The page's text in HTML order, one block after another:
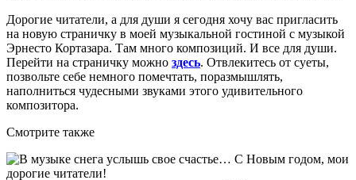
Дорогие читатели, а для души я сегодня хочу вас пригласить
на новую страничку в моей музыкальной гостиной с музыкой
Эрнесто Кортазара. Там много композиций. И все для души.
Перейти на страничку можно здесь. Отвлекитесь от суеты,
позвольте себе немного помечтать, поразмышлять,
наполниться чудесными звуками этого удивительного
композитора.
Смотрите также